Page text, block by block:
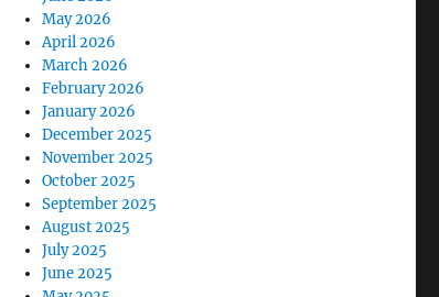
May 2026
April 2026
March 2026
February 2026
January 2026
December 2025
November 2025
October 2025
September 2025
August 2025
July 2025
June 2025